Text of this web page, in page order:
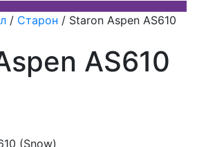
/ Старон / Staron Aspen AS610
AS610